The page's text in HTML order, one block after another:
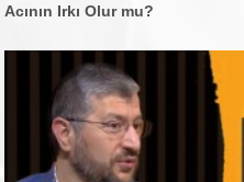
Acının Irkı Olur mu?